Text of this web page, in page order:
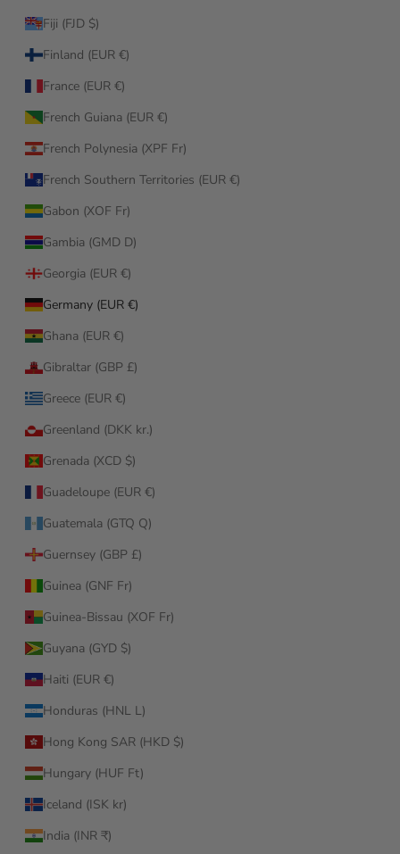
Fiji (FJD $)
Finland (EUR €)
France (EUR €)
French Guiana (EUR €)
French Polynesia (XPF Fr)
French Southern Territories (EUR €)
Gabon (XOF Fr)
Gambia (GMD D)
Georgia (EUR €)
Germany (EUR €)
Ghana (EUR €)
Gibraltar (GBP £)
Greece (EUR €)
Greenland (DKK kr.)
Grenada (XCD $)
Guadeloupe (EUR €)
Guatemala (GTQ Q)
Guernsey (GBP £)
Guinea (GNF Fr)
Guinea-Bissau (XOF Fr)
Guyana (GYD $)
Haiti (EUR €)
Honduras (HNL L)
Hong Kong SAR (HKD $)
Hungary (HUF Ft)
Iceland (ISK kr)
India (INR ₹)